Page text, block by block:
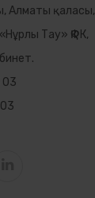
Алматы қаласы,
Тау» ҚФК,
03